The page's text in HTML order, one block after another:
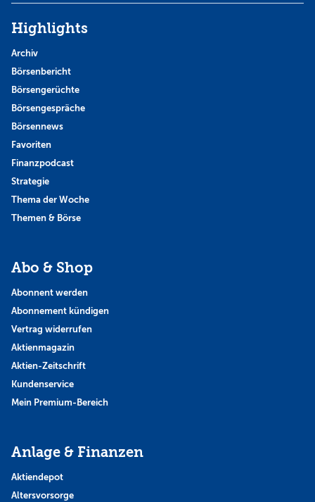
Highlights
Archiv
Börsenbericht
Börsengerüchte
Börsengespräche
Börsennews
Favoriten
Finanzpodcast
Strategie
Thema der Woche
Themen & Börse
Abo & Shop
Abonnent werden
Abonnement kündigen
Vertrag widerrufen
Aktienmagazin
Aktien-Zeitschrift
Kundenservice
Mein Premium-Bereich
Anlage & Finanzen
Aktiendepot
Altersvorsorge